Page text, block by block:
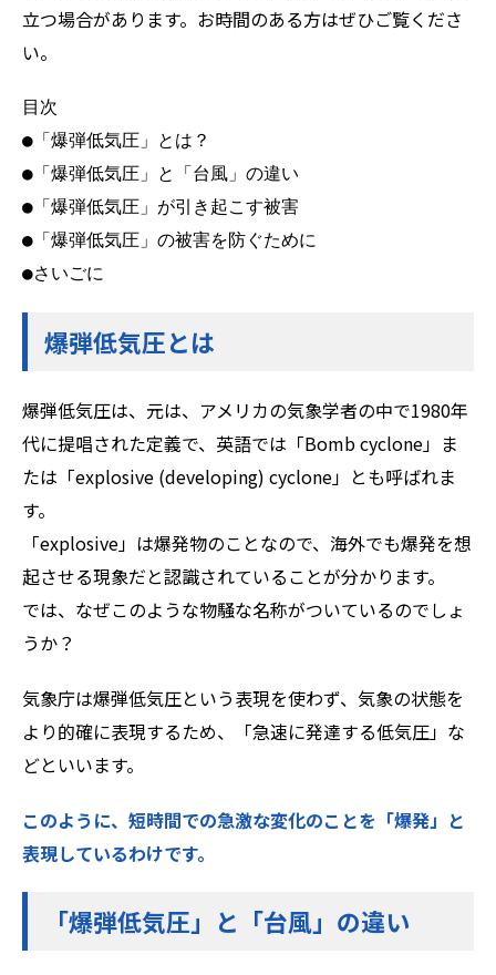
立つ場合があります。お時間のある方はぜひご覧くださ
い。
目次
●「爆弾低気圧」とは？
●「爆弾低気圧」と「台風」の違い
●「爆弾低気圧」が引き起こす被害
●「爆弾低気圧」の被害を防ぐために
●さいごに
爆弾低気圧とは
爆弾低気圧は、元は、アメリカの気象学者の中で1980年
代に提唱された定義で、英語では「Bomb cyclone」ま
たは「explosive (developing) cyclone」とも呼ばれま
す。
「explosive」は爆発物のことなので、海外でも爆発を想
起させる現象だと認識されていることが分かります。
では、なぜこのような物騒な名称がついているのでしょ
うか？
気象庁は爆弾低気圧という表現を使わず、気象の状態を
より的確に表現するため、「急速に発達する低気圧」な
どといいます。
このように、短時間での急激な変化のことを「爆発」と
表現しているわけです。
「爆弾低気圧」と「台風」の違い